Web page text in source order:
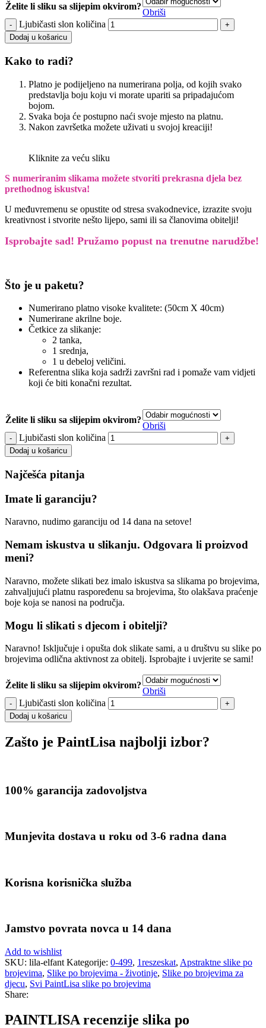
Želite li sliku sa slijepim okvirom?
Obriši
Ljubičasti slon količina
Dodaj u košaricu
Kako to radi?
Platno je podijeljeno na numerirana polja, od kojih svako
predstavlja boju koju vi morate upariti sa pripadajućom
bojom.
Svaka boja će postupno naći svoje mjesto na platnu.
Nakon završetka možete uživati u svojoj kreaciji!
Kliknite za veću sliku
S numeriranim slikama možete stvoriti prekrasna djela bez
prethodnog iskustva!
U međuvremenu se opustite od stresa svakodnevice, izrazite svoju
kreativnost i stvorite nešto lijepo, sami ili sa članovima obitelji!
Isprobajte sad! Pružamo popust na trenutne narudžbe!
Što je u paketu?
Numerirano platno visoke kvalitete: (50cm X 40cm)
Numerirane akrilne boje.
Četkice za slikanje:
2 tanka,
1 srednja,
1 u debeloj veličini.
Referentna slika koja sadrži završni rad i pomaže vam vidjeti
koji će biti konačni rezultat.
Želite li sliku sa slijepim okvirom?
Obriši
Ljubičasti slon količina
Dodaj u košaricu
Najčešća pitanja
Imate li garanciju?
Naravno, nudimo garanciju od 14 dana na setove!
Nemam iskustva u slikanju. Odgovara li proizvod
meni?
Naravno, možete slikati bez imalo iskustva sa slikama po brojevima,
zahvaljujući platnu raspoređenu sa brojevima, što olakšava praćenje
boje koja se nanosi na područja.
Mogu li slikati s djecom i obitelji?
Naravno! Isključuje i opušta dok slikate sami, a u društvu su slike po
brojevima odlična aktivnost za obitelj. Isprobajte i uvjerite se sami!
Želite li sliku sa slijepim okvirom?
Obriši
Ljubičasti slon količina
Dodaj u košaricu
Zašto je PaintLisa najbolji izbor?
100% garancija zadovoljstva
Munjevita dostava u roku od 3-6 radna dana
Korisna korisnička služba
Jamstvo povrata novca u 14 dana
Add to wishlist
SKU: lila-elfant Kategorije: 0-499, 1reszeskat, Apstraktne slike po
brojevima, Slike po brojevima - životinje, Slike po brojevima za
djecu, Svi PaintLisa slike po brojevima
Share:
PAINTLISA recenzije slika po